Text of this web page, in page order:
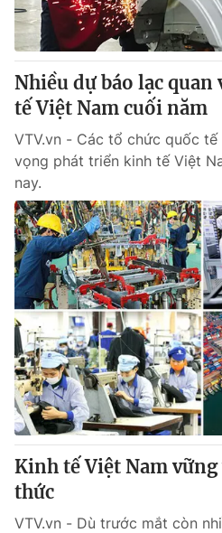
Nhiều dự báo lạc
tế Việt Nam cuối năm
VTV.vn - Các tổ chức quốc
vọng phát triển kinh tế Việt
nay.
Kinh tế Việt Nam
thức
VTV.vn - Dù trước mắt còn